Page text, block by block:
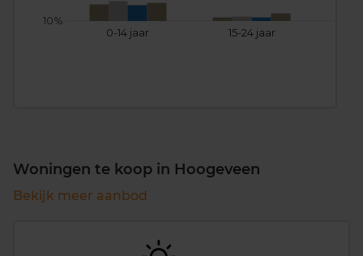
0-14 jaar 15-24 jaar
10%
Woningen te koop in Hoogeveen
Bekijk meer aanbod